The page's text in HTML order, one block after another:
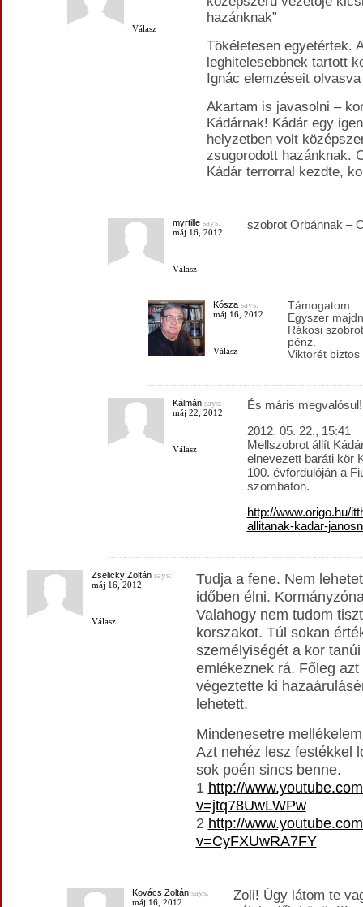
Válasz
hazánknak”
Tökéletesen egyetértek.
leghitelesebbnek tartott
Ignác elemzéseit
Akartam is javasolni –
Kádárnak! Kádár egy
helyzetben volt
zsugorodott hazánknak.
Kádár terrorral kezdte,
myrtillesays:
máj 16, 2012
Válasz
szobrot Orbánnak –
Kószasays:
máj 16, 2012
Válasz
Támogatom.
Egyszer
Rákosi
pénz.
Viktorét
Kálmánsays:
máj 22, 2012
Válasz
És máris megvalósul!
2012. 05. 22., 15:41
Mellszobrot állít
elnevezett baráti kör
100. évfordulóján a
szombaton.
http://www.origo.hu/
allitanak-kadar-
Zselicky Zoltánsays:
máj 16, 2012
Válasz
Tudja a fene. Nem
időben élni.
Valahogy nem tudom
korszakot. Túl sokan
személyiségét a kor
emlékeznek rá. Főleg
végeztette ki
lehetett.
Mindenesetre
Azt nehéz lesz festékkel
sok poén sincs benne.
1 http://
v=jtq78UwLWPw
2 http://
v=CyFXUwRA7FY
Kovács Zoltánsays:
máj 16, 2012
Zoli! Úgy látom te